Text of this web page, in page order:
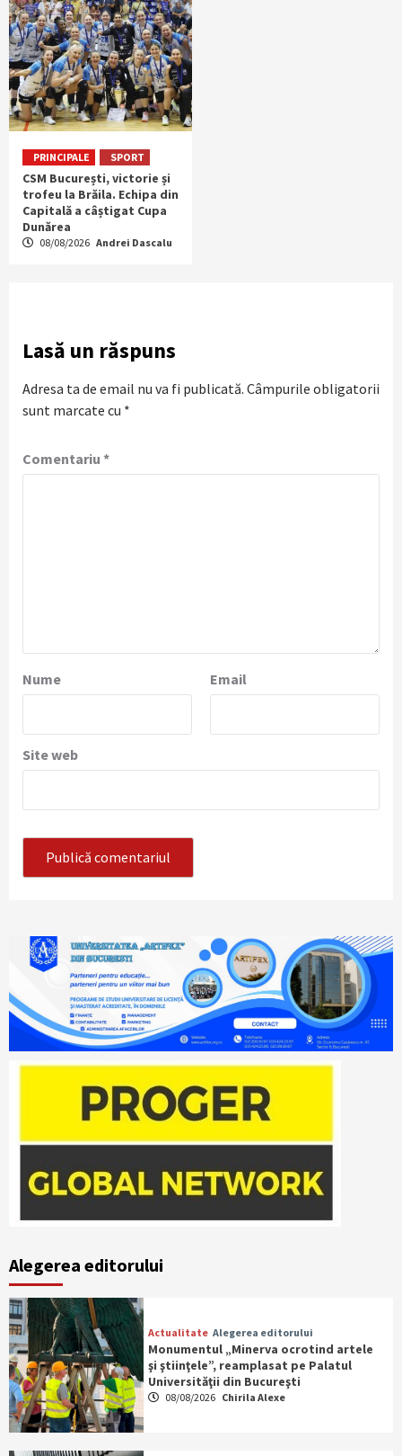
PRINCIPALE SPORT
CSM București, victorie și
trofeu la Brăila. Echipa din
Capitală a câștigat Cupa
Dunărea
08/08/2026 Andrei Dascalu
Lasă un răspuns
Adresa ta de email nu va fi publicată. Câmpurile obligatorii
sunt marcate cu *
Comentariu *
Nume Email
Site web
Alegerea editorului
Actualitate Alegerea editorului
Monumentul „Minerva ocrotind artele
şi ştiinţele”, reamplasat pe Palatul
Universităţii din Bucureşti
08/08/2026 Chirila Alexe